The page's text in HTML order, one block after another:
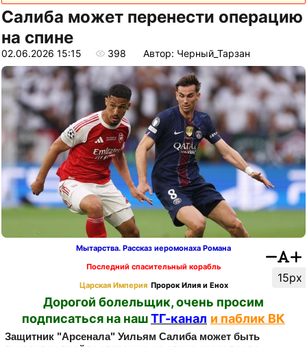
Салиба может перенести операцию
на спине
02.06.2026 15:15 398 Автор: Черный_Тарзан
15px
Мытарства. Рассказ иеромонаха Романа
Последний спасительный корабль
Царская Империя Пророк Илия и Енох
Дорогой болельщик, очень просим
подписаться на нашТГ-канал и паблик ВК
Защитник "Арсенала" Уильям Салиба может быть